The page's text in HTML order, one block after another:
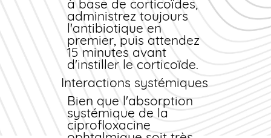
Échec d'un traitement
antibiotique antérieur
Immunodépression
sévère
Dans ces cas, nous
vous orienterons vers
une consultation
d'urgence et ne
validerons pas la
délivrance en ligne.
Disponibilité en version
génériqueàprix moins cher
Efficacité prouvée dans les
études cliniques
randomisées
à base de corticoïdes,
administrez toujours
l'antibiotique en
premier, puis attendez
15 minutes avant
d'instiller le corticoïde.
Interactions systémiques
Bien que l'absorption
systémique de la
ciprofloxacine